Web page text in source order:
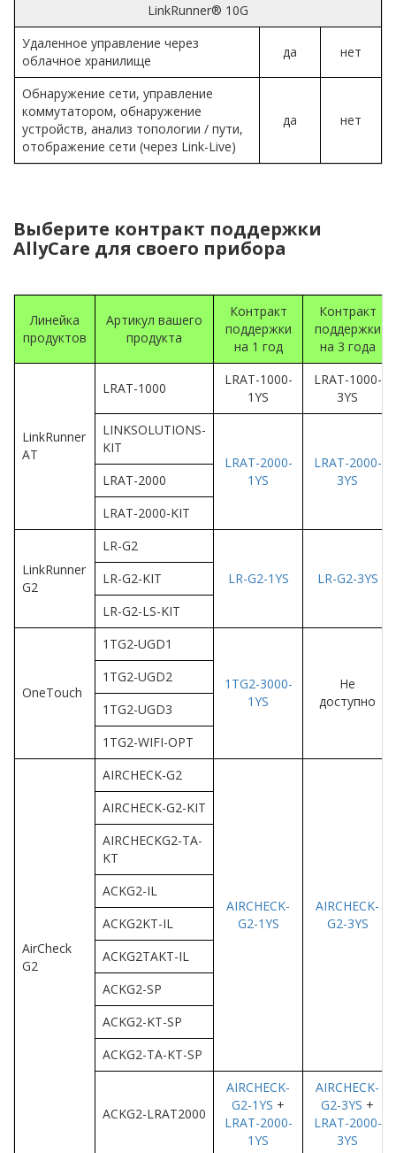
LinkRunner® 10G
Удаленное управление через
облачное хранилище
да нет
Обнаружение сети, управление
коммутатором, обнаружение
устройств, анализ топологии / пути,
отображение сети (через Link-Live)
да нет
Выберите контракт поддержки
AllyCare для своего прибора
Линейка
продуктов
Артикул вашего
продукта
Контракт
поддержки
на 1 год
Контракт
поддержки
на 3 года
LinkRunner
AT
LRAT-1000
LRAT-1000-
1YS
LRAT-1000-
3YS
LINKSOLUTIONS-
KIT
LRAT-2000-
1YS
LRAT-2000-
3YS
LRAT-2000
LRAT-2000-KIT
LinkRunner
G2
LR-G2
LR-G2-1YS
LR-G2-3YS
LR-G2-KIT
LR-G2-LS-KIT
OneTouch
1TG2-UGD1
1TG2-3000-
1YS
Не
доступно
1TG2-UGD2
1TG2-UGD3
1TG2-WIFI-OPT
AirCheck
G2
AIRCHECK-G2
AIRCHECK-
G2-1YS
AIRCHECK-
G2-3YS
AIRCHECK-G2-KIT
AIRCHECKG2-TA-
KT
ACKG2-IL
ACKG2KT-IL
ACKG2TAKT-IL
ACKG2-SP
ACKG2-KT-SP
ACKG2-TA-KT-SP
ACKG2-LRAT2000
AIRCHECK-
G2-1YS +
LRAT-2000-
1YS
AIRCHECK-
G2-3YS +
LRAT-2000-
3YS